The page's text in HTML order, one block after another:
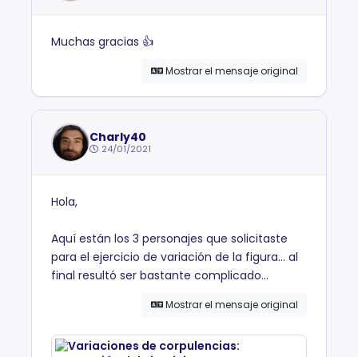
Muchas gracias 👍
Mostrar el mensaje original
Charly40
24/01/2021
Hola,
Aquí están los 3 personajes que solicitaste
para el ejercicio de variación de la figura… al
final resultó ser bastante complicado…
Mostrar el mensaje original